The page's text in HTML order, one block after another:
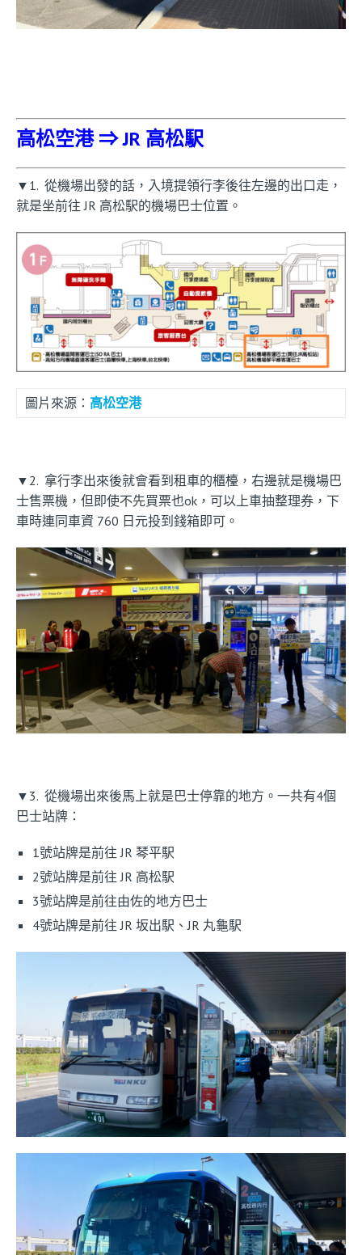
高松空港⇒JR 高松駅
▼1. 從機場出發的話，入境提領行李後往左邊的出口走，
就是坐前往 JR 高松駅的機場巴士位置。
圖片來源： 高松空港
▼2. 拿行李出來後就會看到租車的櫃檯，右邊就是機場巴
士售票機，但即使不先買票也ok，可以上車抽整理券，下
車時連同車資 760 日元投到錢箱即可。
▼3. 從機場出來後馬上就是巴士停靠的地方。一共有4個
巴士站牌：
1號站牌是前往 JR 琴平駅
2號站牌是前往 JR 高松駅
3號站牌是前往由佐的地方巴士
4號站牌是前往 JR 坂出駅、JR 丸龜駅